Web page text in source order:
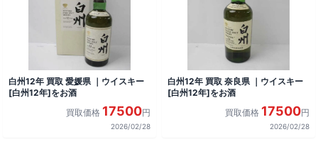
白州12年 買取 愛媛県 ｜ウイスキー
[白州12年]をお酒
買取価格 17500円
2026/02/28
白州12年 買取 奈良県 ｜ウイスキー
[白州12年]をお酒
買取価格 17500円
2026/02/28